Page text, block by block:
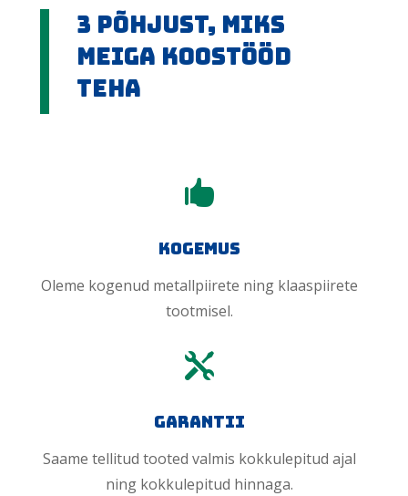
3 põhjust, miks
meiga koostööd
teha

Kogemus
Oleme kogenud metallpiirete ning klaaspiirete
tootmisel.

Garantii
Saame tellitud tooted valmis kokkulepitud ajal
ning kokkulepitud hinnaga.